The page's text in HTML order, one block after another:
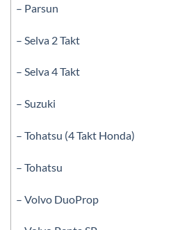
– Parsun
– Selva 2 Takt
– Selva 4 Takt
– Suzuki
– Tohatsu (4 Takt Honda)
– Tohatsu
– Volvo DuoProp